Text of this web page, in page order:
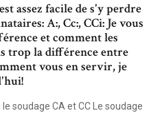
assez facile de s'y perdre
A:, Cc:, CCi: Je vous
et comment les
trop la différence entre
vous en servir, je
soudage CA et CC Le soudage